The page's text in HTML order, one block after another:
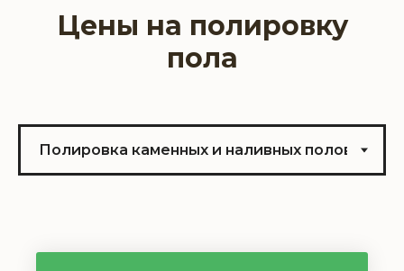
Цены на полировку
пола